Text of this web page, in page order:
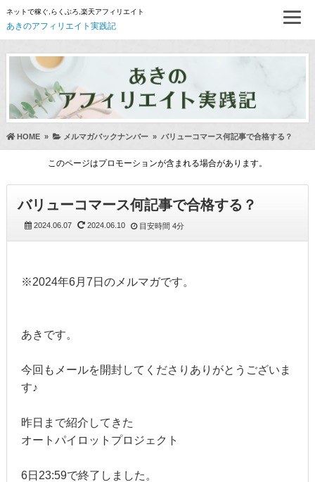
ネットで稼ぐ,らくぶろ,楽天アフィリエイト
あきのアフィリエイト実践記
HOME» メルマガバックナンバー» バリューコマース何記事で合格する？
このページはプロモーションが含まれる場合があります。
バリューコマース何記事で合格する？
2024.06.07 2024.06.10 目安時間 4分
※2024年6月7日のメルマガです。
あきです。
今回もメールを開封してくださりありがとうございま
す♪
昨日まで紹介してきた
オートパイロットプロジェクト
6日23:59で終了しました。